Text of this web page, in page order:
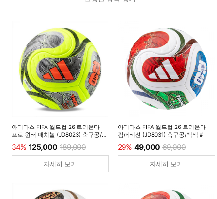
아디다스 FIFA 월드컵 26 트리온다
프로 윈터 매치볼 (JD8023) 축구공/
34% 125,000 189,000
자세히 보기
아디다스 FIFA 월드컵 26 트리온다
컴퍼티션 (JD8031) 축구공/백색 #
29% 49,000 69,000
자세히 보기